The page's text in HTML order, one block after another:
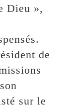
Dieu »,
de
sur le